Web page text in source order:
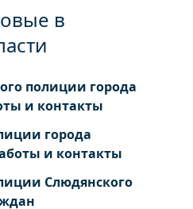
в
полиции города
и контакты
города
и контакты
Слюдянского